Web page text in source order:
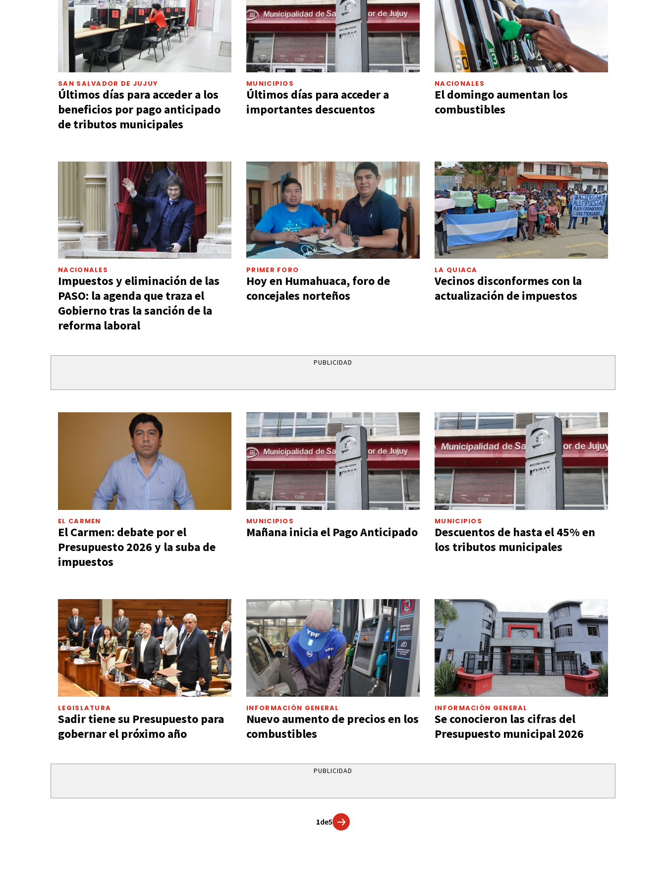
SAN SALVADOR DE JUJUY
Últimos días para acceder a los
beneficios por pago anticipado
de tributos municipales
MUNICIPIOS
Últimos días para acceder a
importantes descuentos
NACIONALES
El domingo aumentan los
combustibles
NACIONALES
Impuestos y eliminación de las
PASO: la agenda que traza el
Gobierno tras la sanción de la
reforma laboral
PRIMER FORO
Hoy en Humahuaca, foro de
concejales norteños
LA QUIACA
Vecinos disconformes con la
actualización de impuestos
PUBLICIDAD
EL CARMEN
El Carmen: debate por el
Presupuesto 2026 y la suba de
impuestos
MUNICIPIOS
Mañana inicia el Pago Anticipado
MUNICIPIOS
Descuentos de hasta el 45% en
los tributos municipales
LEGISLATURA
Sadir tiene su Presupuesto para
gobernar el próximo año
INFORMACIÓN GENERAL
Nuevo aumento de precios en los
combustibles
INFORMACIÓN GENERAL
Se conocieron las cifras del
Presupuesto municipal 2026
PUBLICIDAD
1de5